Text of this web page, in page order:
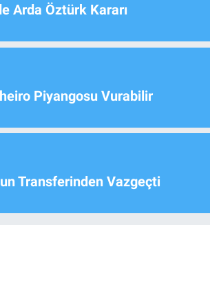
Arda Öztürk Kararı
Piyangosu Vurabilir
Transferinden Vazgeçti